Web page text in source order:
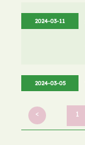
2024-03-11
2024-03-05
< 1